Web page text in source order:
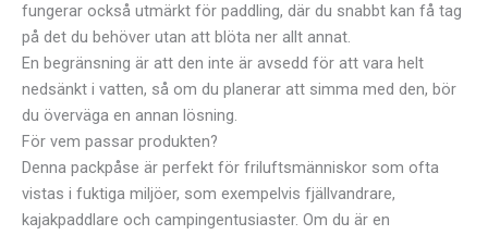
fungerar också utmärkt för paddling, där du snabbt kan få tag
på det du behöver utan att blöta ner allt annat.
En begränsning är att den inte är avsedd för att vara helt
nedsänkt i vatten, så om du planerar att simma med den, bör
du överväga en annan lösning.
För vem passar produkten?
Denna packpåse är perfekt för friluftsmänniskor som ofta
vistas i fuktiga miljöer, som exempelvis fjällvandrare,
kajakpaddlare och campingentusiaster. Om du är en